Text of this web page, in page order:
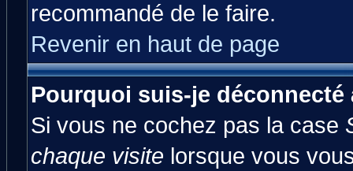
recommandé de le faire.
Revenir en haut de page
Pourquoi suis-je
Si vous ne cochez pas la case
chaque visite lorsque vous